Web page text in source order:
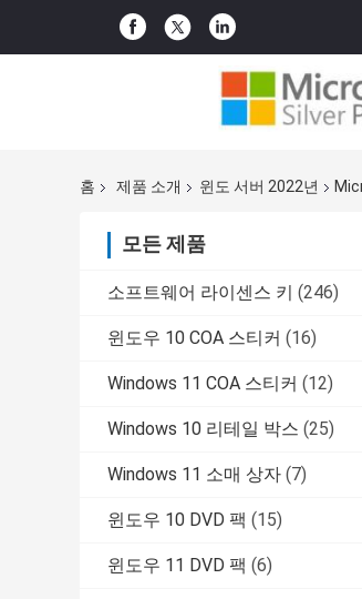
홈 제품 소개 윈도 서버 2022년
모든 제품
소프트웨어 라이센스 키 (246)
윈도우 10 COA 스티커 (16)
Windows 11 COA 스티커 (12)
Windows 10 리테일 박스 (25)
Windows 11 소매 상자 (7)
윈도우 10 DVD 팩 (15)
윈도우 11 DVD 팩 (6)